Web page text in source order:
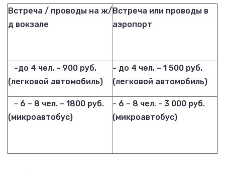
Встреча / проводы на ж/
д вокзале
Встреча или проводы в
аэропорт
-до 4 чел. - 900 руб.
(легковой автомобиль)
- до 4 чел. – 1 500 руб.
(легковой автомобиль)
- 6 – 8 чел. – 1800 руб.
(микроавтобус)
- 6 – 8 чел. - 3 000 руб.
(микроавтобус)